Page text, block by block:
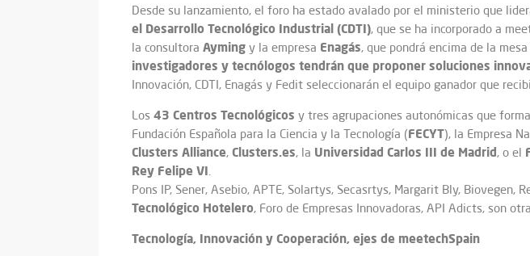
Desde su lanzamiento, el foro ha estado avalado por el ministerio que
el Desarrollo Tecnológico Industrial (CDTI), que se ha incorporado a
la consultora Ayming y la empresa Enagás, que pondrá encima de la
investigadores y tecnólogos tendrán que proponer soluciones
Innovación, CDTI, Enagás y Fedit seleccionarán el equipo ganador que
Los 43 Centros Tecnológicos y tres agrupaciones autonómicas que
Fundación Española para la Ciencia y la Tecnología (FECYT), la Empresa
Clusters Alliance, Clusters.es, la Universidad Carlos III de Madrid, o el
Rey Felipe VI
Pons IP, Sener, Asebio, APTE, Solartys, Secasrtys, Margarit Bly, Biovegen,
Tecnológico Hotelero, Foro de Empresas Innovadoras, API Adicts, son
Tecnología, Innovación y Cooperación, ejes de meetechSpain